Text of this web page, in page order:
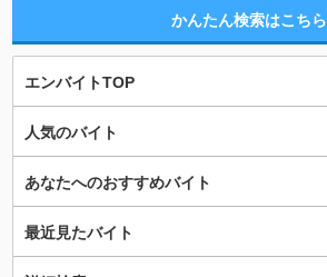
かんたん検索はこちら
エンバイトTOP
人気のバイト
あなたへのおすすめバイト
最近見たバイト